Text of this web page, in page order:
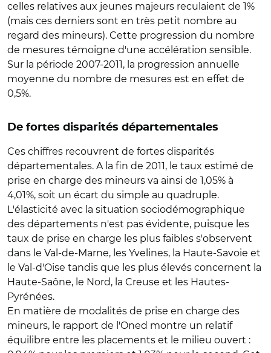
celles relatives aux jeunes majeurs reculaient de 1%
(mais ces derniers sont en très petit nombre au
regard des mineurs). Cette progression du nombre
de mesures témoigne d'une accélération sensible.
Sur la période 2007-2011, la progression annuelle
moyenne du nombre de mesures est en effet de
0,5%.
De fortes disparités départementales
Ces chiffres recouvrent de fortes disparités
départementales. A la fin de 2011, le taux estimé de
prise en charge des mineurs va ainsi de 1,05% à
4,01%, soit un écart du simple au quadruple.
L'élasticité avec la situation sociodémographique
des départements n'est pas évidente, puisque les
taux de prise en charge les plus faibles s'observent
dans le Val-de-Marne, les Yvelines, la Haute-Savoie et
le Val-d'Oise tandis que les plus élevés concernent la
Haute-Saône, le Nord, la Creuse et les Hautes-
Pyrénées.
En matière de modalités de prise en charge des
mineurs, le rapport de l'Oned montre un relatif
équilibre entre les placements et le milieu ouvert :